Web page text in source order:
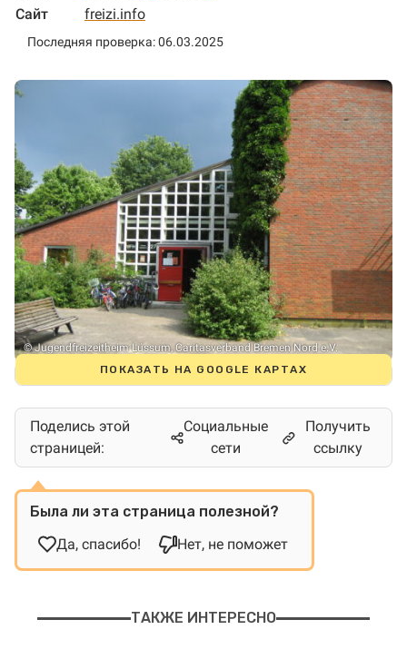
Сайт
freizi.info
Последняя проверка: 06.03.2025
© Jugendfreizeitheim Lüssum, Caritasverband Bremen Nord e.V.
ПОКАЗАТЬ НА GOOGLE КАРТАХ
Поделись этой
страницей:
Социальные
сети
Получить
ссылку
Была ли эта страница полезной?
Да, спасибо!
Нет, не поможет
ТАКЖЕ ИНТЕРЕСНО